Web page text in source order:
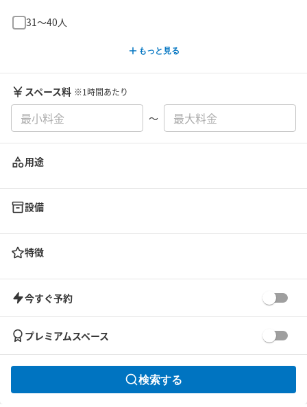
31〜40人
もっと見る
スペース料 ※1時間あたり
〜
用途
設備
特徴
今すぐ予約
プレミアムスペース
検索する